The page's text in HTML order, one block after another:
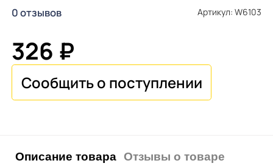
0 отзывов Артикул: W6103
326 ₽
Описание товара Отзывы о товаре